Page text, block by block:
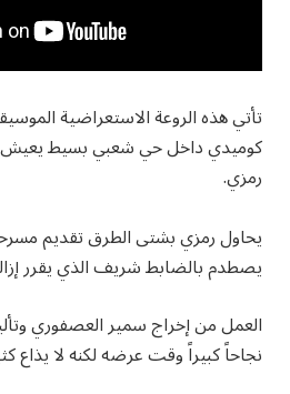
تأتي هذه الروعة الاستعراضية
كوميدي داخل حي شعبي بسيط
رمزي.
يحاول رمزي بشتى الطرق تقديم
يصطدم بالضابط شريف الذي يقرر
العمل من إخراج سمير العصفوري
نجاحاً كبيراً وقت عرضه لكنه لا يذاع